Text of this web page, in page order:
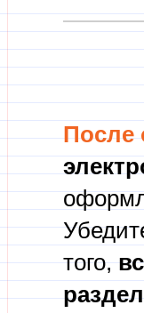
После
того,в